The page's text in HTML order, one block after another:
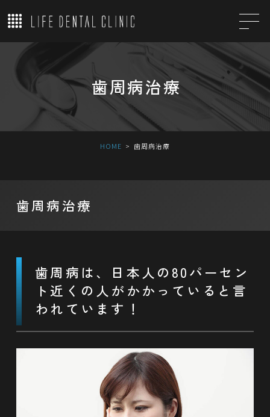
歯周病治療
HOME 歯周病治療
歯周病治療
歯周病は、日本人の80パーセン
ト近くの人がかかっていると言
われています！